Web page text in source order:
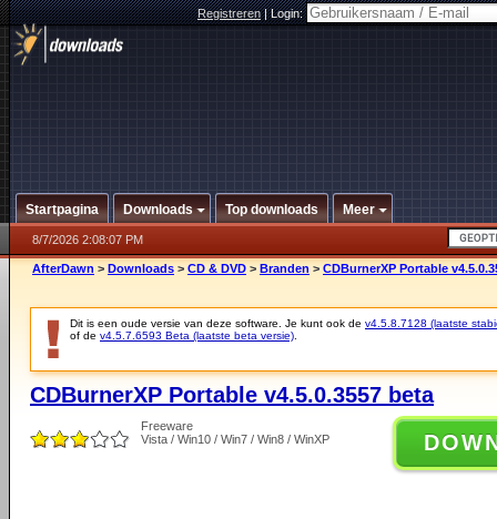
Registreren|Login:
Startpagina Downloads Top downloads Meer
8/7/2026 2:08:07 PM
AfterDawn > Downloads > CD & DVD > Branden > CDBurnerXP Portable
Dit is een oude versie van deze software. Je kunt ook de v4.5.8.7128 (laatste
of de v4.5.7.6593 Beta (laatste beta versie)
CDBurnerXP Portable v4.5.0.3557 beta
Freeware
Vista / Win10 / Win7 / Win8 / WinXP